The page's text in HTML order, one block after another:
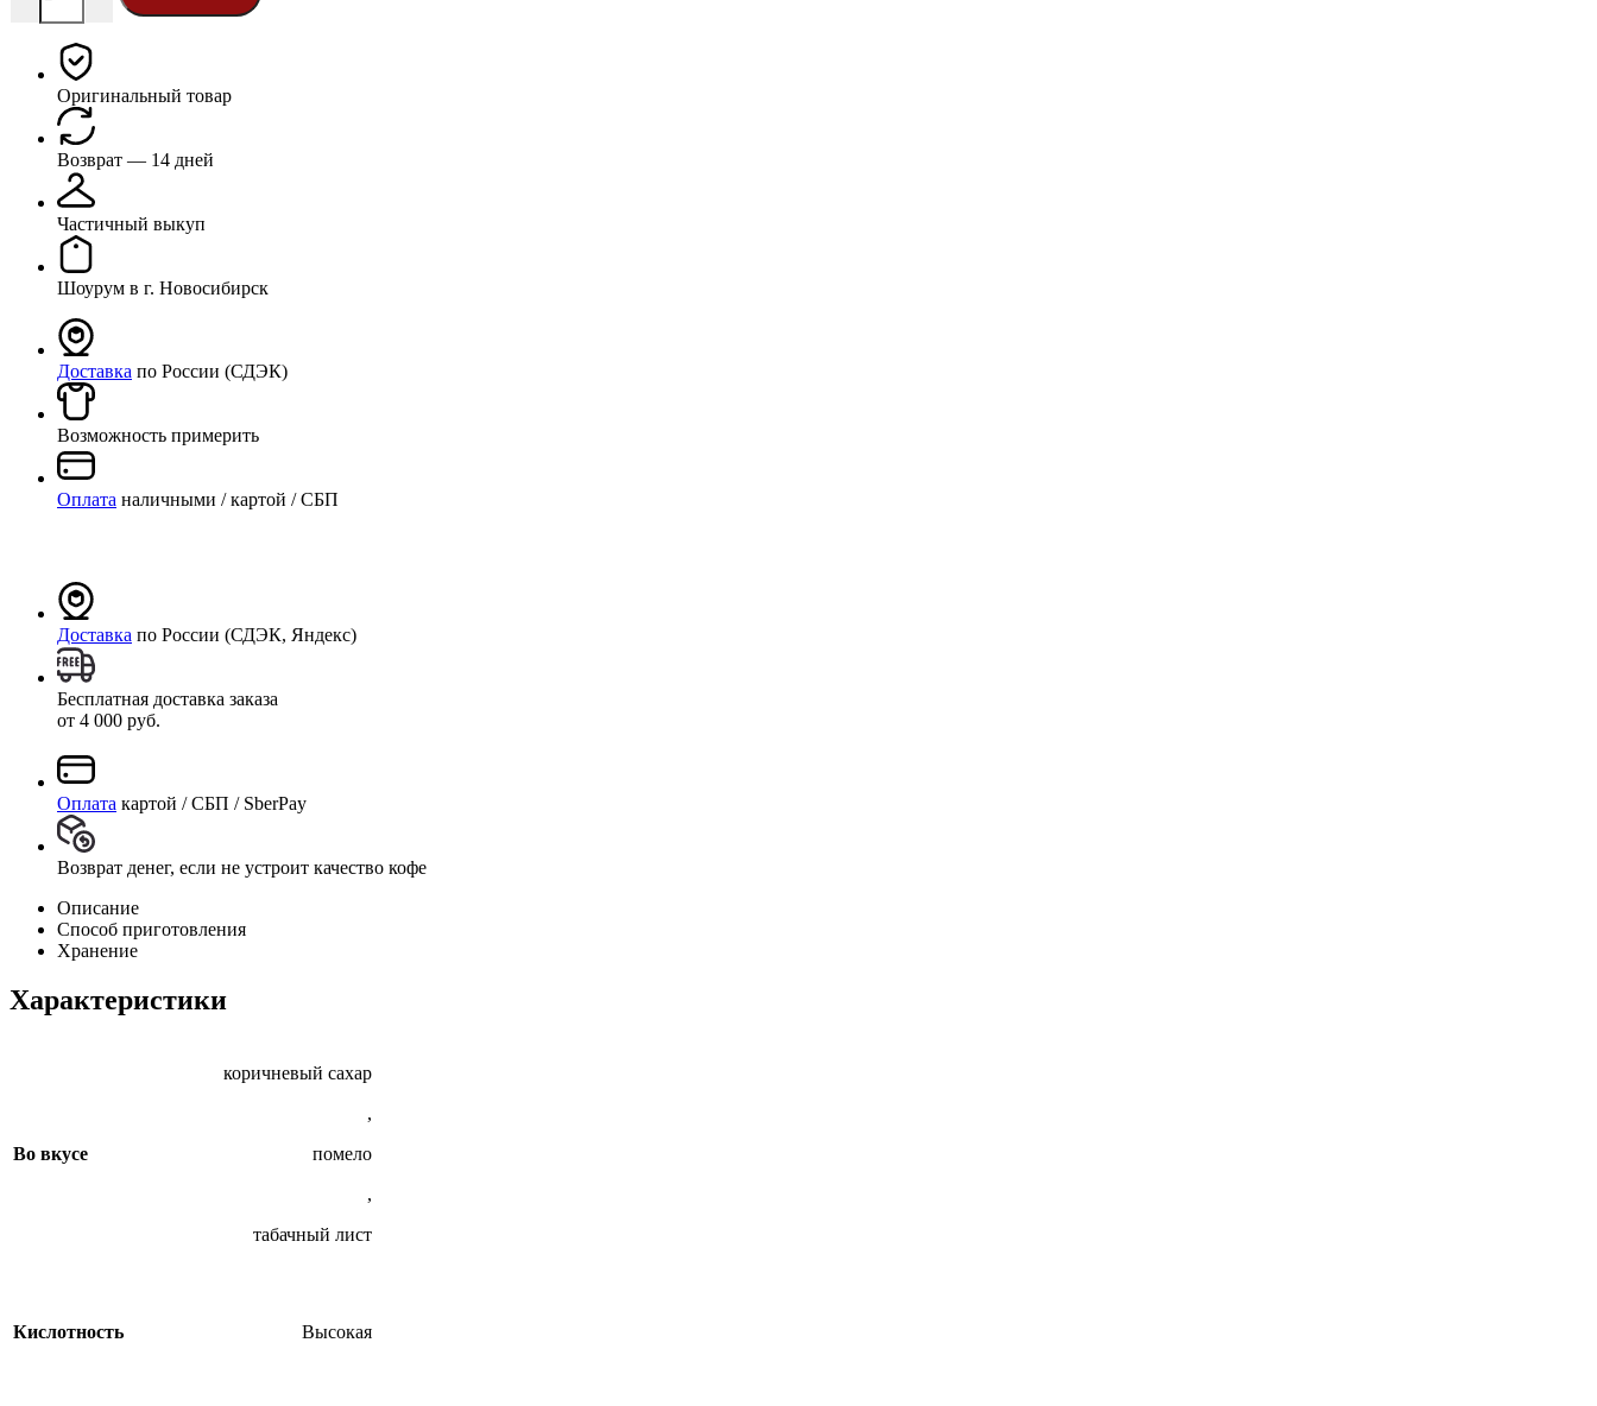
Оригинальный товар
Возврат — 14 дней
Частичный выкуп
Шоурум в г. Новосибирск
Доставка по России (СДЭК)
Возможность примерить
Оплата наличными / картой / СБП
Доставка по России (СДЭК, Яндекс)
Бесплатная доставка заказа
от 4 000 руб.
Оплата картой / СБП / SberPay
Возврат денег, если не устроит качество кофе
Описание
Способ приготовления
Хранение
Характеристики
Во вкусе
коричневый сахар
,
помело
,
табачный лист
Кислотность Высокая